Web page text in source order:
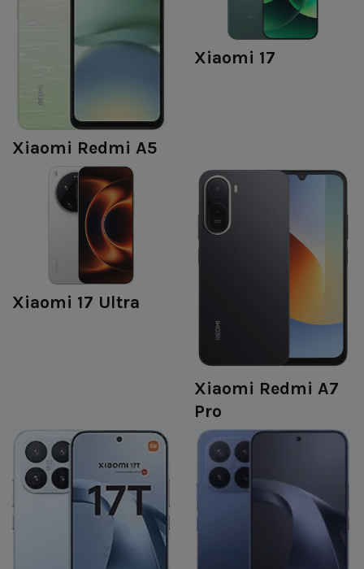
Xiaomi Redmi A5
Xiaomi 17
Xiaomi 17 Ultra
Xiaomi Redmi A7
Pro